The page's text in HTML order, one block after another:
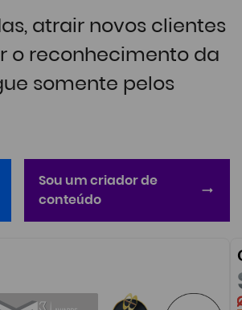
atrair novos clientes
o reconhecimento da
somente pelos
Sou um criador de
conteúdo